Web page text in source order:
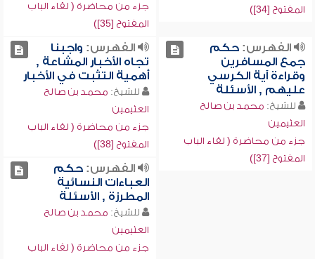
المفتوح [34])
جزء من محاضرة ( لقاء الباب
المفتوح [35])
الفهرس:حكم
جمع المسافرين
وقراءة آية الكرسي
عليهم , الأسئلة
للشيخ: محمد بن صالح
العثيمين
جزء من محاضرة ( لقاء الباب
المفتوح [37])
الفهرس: واجبنا
تجاه الأخبار المشاعة ,
أهمية التثبت في الأخبار
للشيخ: محمد بن صالح
العثيمين
جزء من محاضرة ( لقاء الباب
المفتوح [38])
الفهرس:حكم
العباءات النسائية
المطرزة , الأسئلة
للشيخ: محمد بن صالح
العثيمين
جزء من محاضرة ( لقاء الباب